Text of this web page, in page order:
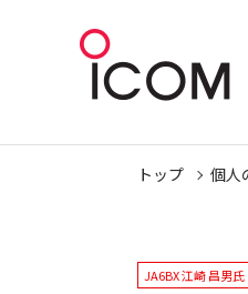
トップ 個人
JA6BX 江崎 昌男氏